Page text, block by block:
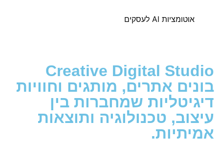
אוטומציות AI לעסקים
Creative Digital Studio
בונים אתרים, מותגים וחוויות
דיגיטליות שמחברות בין
עיצוב, טכנולוגיה ותוצאות
אמיתיות.